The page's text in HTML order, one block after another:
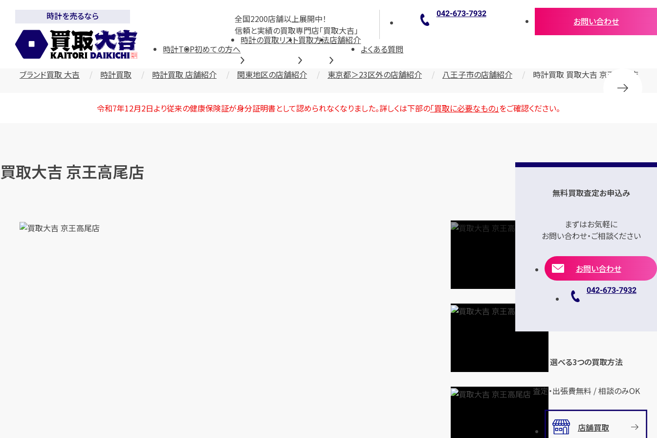
全国2200店舗以上展開中！
信頼と実績の買取専門店「買取大吉」
時計を売るなら 042-673-7932
お問い合わせ
時計TOP初めての方へ
時計の買取リスト買取方法店舗紹介
よくある質問
ブランド買取 大吉 時計買取 時計買取 店舗紹介 関東地区の店舗紹介 東京都＞23区外の店舗紹介 八王子市の店舗紹介 時計買取 買取大吉 京王高尾店
令和7年12月2日より従来の健康保険証が身分証明書として認められなくなりました。詳しくは下部の「買取に必要なもの」をご確認ください。
買取大吉 京王高尾店
無料買取査定お申込み
まずはお気軽に
お問い合わせ・ご相談ください
お問い合わせ
042-673-7932
選べる3つの買取方法
査定・出張費無料 / 相談のみOK
店舗買取